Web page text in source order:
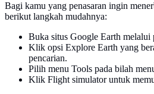
Bagi kamu yang penasaran ingin
berikut langkah mudahnya:
Buka situs Google Earth melalui
Klik opsi Explore Earth yang
pencarian.
Pilih menu Tools pada bilah
Klik Flight simulator untuk